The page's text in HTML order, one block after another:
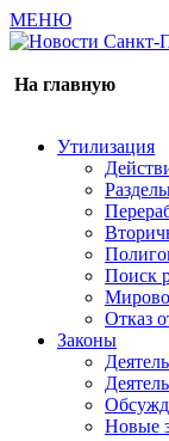
МЕНЮ
На главную
Утилизация
Поиск
Отказ
Законы
Новые